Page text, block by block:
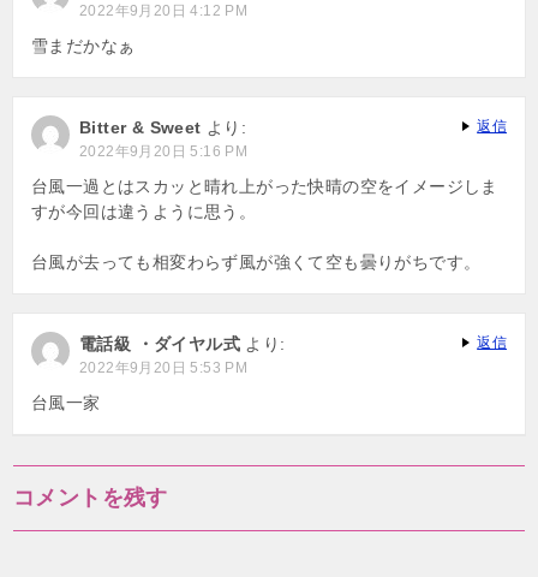
2022年9月20日 4:12 PM
雪まだかなぁ
Bitter & Sweet より:
2022年9月20日 5:16 PM
台風一過とはスカッと晴れ上がった快晴の空をイメージしま
すが今回は違うように思う。
台風が去っても相変わらず風が強くて空も曇りがちです。
返信
電話級 ・ダイヤル式 より:
2022年9月20日 5:53 PM
台風一家
返信
コメントを残す